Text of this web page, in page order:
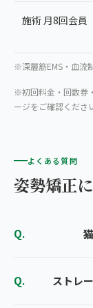
施術 月8回会員
※深層筋EMS・血流
※初回料金・回数券
ージをご確認くださ
よくある質問
姿勢矯正
ストレ